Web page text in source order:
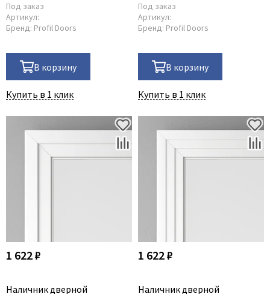
Под заказ
Артикул:
Бренд: Profil Doors
В корзину
Купить в 1 клик
Под заказ
Артикул:
Бренд: Profil Doors
В корзину
Купить в 1 клик
1 622 ₽
Наличник дверной
1 622 ₽
Наличник дверной